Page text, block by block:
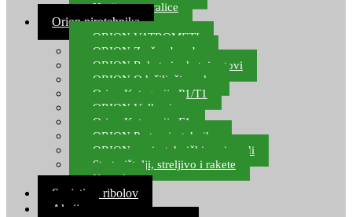
Kutije za varalice
Orion pirotehnika
ORION VATROMETI
ORION Zračne bombe
ORION Rakete i raketni setovi
ORION Odašiljači zvuka
Orion Kategorija P1/T1
ORION Vulkani
Orion Kategorija F1
ORION Party pirotehnika
ORION nepirotehnički proizvodi
Start pištolji, streljivo i rakete
Kontakt
Savjeti za ribolov
Akcija